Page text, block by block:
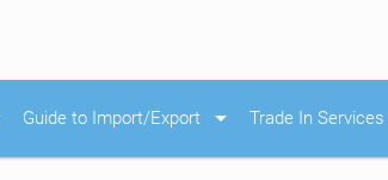
Guide to Import/Export arrow_drop_down Trade In Services